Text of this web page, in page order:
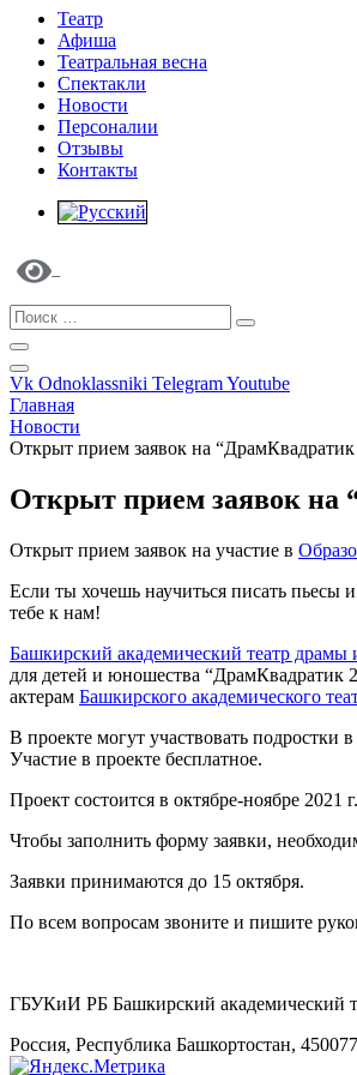
Театр
Афиша
Театральная весна
Спектакли
Новости
Персоналии
Отзывы
Контакты
Vk Odnoklassniki TelegramYoutube
Главная
Новости
Открыт прием заявок на “ДрамКвадратик
Открыт прием заявок на
Открыт прием заявок на участие в
Если ты хочешь научиться писать пьесы
тебе к нам!
Башкирский академический театр
для детей и юношества “ДрамКвадратик
актерам Башкирского академического
В проекте могут участвовать
Участие в проекте бесплатное.
Проект состоится в октябре-ноябре 2021 г.
Чтобы заполнить форму заявки,
Заявки принимаются до 15 октября.
По всем вопросам звоните и пишите
ГБУКиИ РБ Башкирский академический
Россия, Республика Башкортостан,